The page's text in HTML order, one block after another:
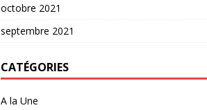
octobre 2021
septembre 2021
CATÉGORIES
A la Une